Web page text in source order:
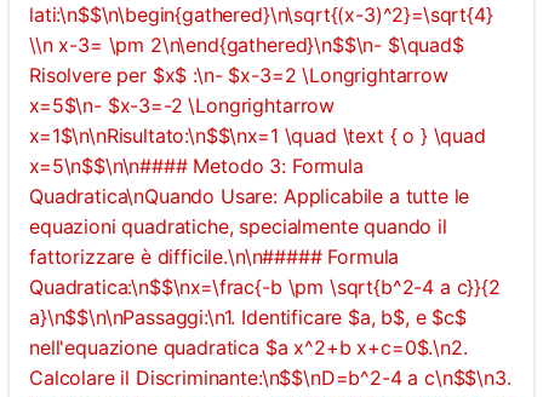
lati:\n$$\n\begin{gathered}\n\sqrt{(x-3)^2}=\sqrt{4}
\\n x-3= \pm 2\n\end{gathered}\n$$\n- $\quad$
Risolvere per $x$ :\n- $x-3=2 \Longrightarrow
x=5$\n- $x-3=-2 \Longrightarrow
x=1$\n\nRisultato:\n$$\nx=1 \quad \text { o } \quad
x=5\n$$\n\n#### Metodo 3: Formula
Quadratica\nQuando Usare: Applicabile a tutte le
equazioni quadratiche, specialmente quando il
fattorizzare è difficile.\n\n##### Formula
Quadratica:\n$$\nx=\frac{-b \pm \sqrt{b^2-4 a c}}{2
a}\n$$\n\nPassaggi:\n1. Identificare $a, b$, e $c$
nell'equazione quadratica $a x^2+b x+c=0$.\n2.
Calcolare il Discriminante:\n$$\nD=b^2-4 a c\n$$\n3.